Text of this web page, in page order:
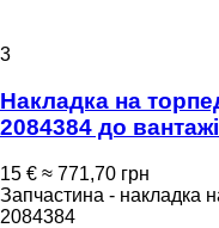
3
Накладка на
2084384 до
15 € ≈ 771,70 грн
Запчастина - накладка
2084384